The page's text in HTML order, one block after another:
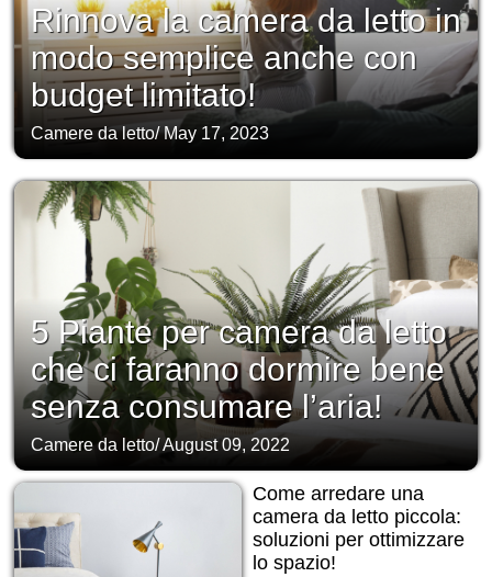
Rinnova la camera da letto in
modo semplice anche con
budget limitato!
Camere da letto/May 17, 2023
5 Piante per camera da letto
che ci faranno dormire bene
senza consumare l’aria!
Camere da letto/August 09, 2022
Come arredare una
camera da letto piccola:
soluzioni per ottimizzare
lo spazio!